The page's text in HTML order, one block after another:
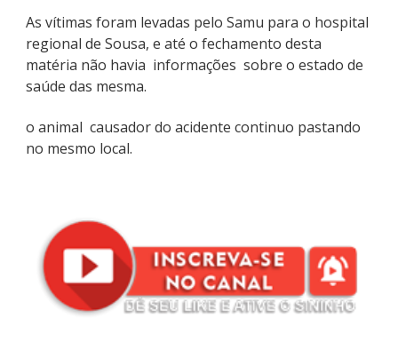
As vítimas foram levadas pelo Samu para o hospital
regional de Sousa, e até o fechamento desta
matéria não havia informações sobre o estado de
saúde das mesma.
o animal causador do acidente continuo pastando
no mesmo local.